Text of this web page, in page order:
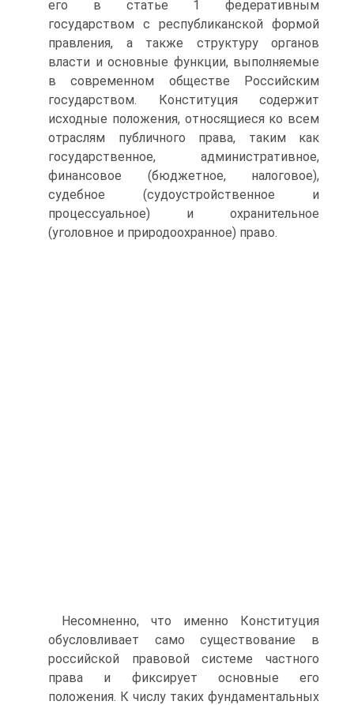
его в статье 1 федеративным
государством с республиканской формой
правления, а также структуру органов
власти и основные функции, выполняемые
в современном обществе Российским
государством. Конституция содержит
исходные положения, относящиеся ко всем
отраслям публичного права, таким как
государственное, административное,
финансовое (бюджетное, налоговое),
судебное (судоустройственное и
процессуальное) и охранительное
(уголовное и природоохранное) право.
Несомненно, что именно Конституция
обусловливает само существование в
российской правовой системе частного
права и фиксирует основные его
положения. К числу таких фундаментальных